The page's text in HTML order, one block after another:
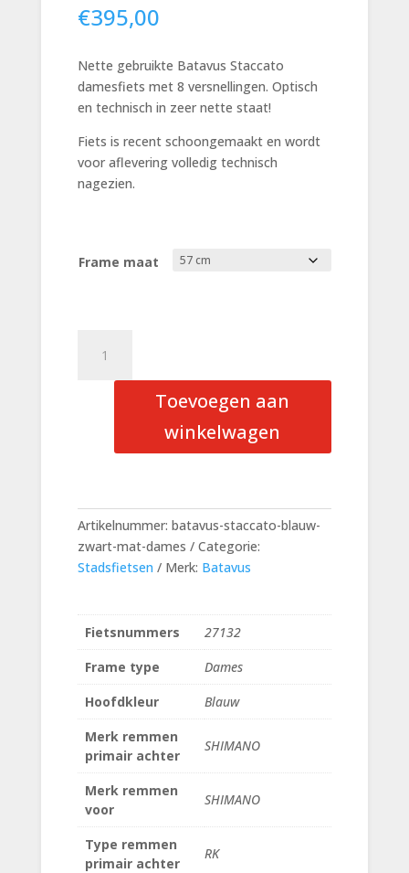
€395,00
Nette gebruikte Batavus Staccato
damesfiets met 8 versnellingen. Optisch
en technisch in zeer nette staat!
Fiets is recent schoongemaakt en wordt
voor aflevering volledig technisch
nagezien.
Frame maat
Staccato
Blauw/
Toevoegen aan
winkelwagen
Artikelnummer: batavus-staccato-blauw-
zwart-mat-dames
Categorie:
Stadsfietsen
Merk: Batavus
Fietsnummers
27132
Frame type
Dames
Hoofdkleur
Blauw
Merk remmen
primair achter
SHIMANO
Merk remmen
voor
SHIMANO
Type remmen
primair achter
RK